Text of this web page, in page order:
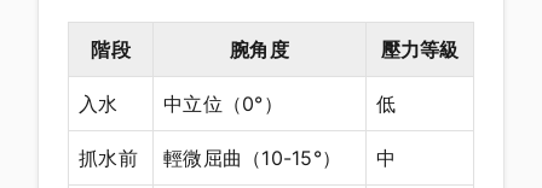
階段 腕角度 壓力等級
入水 中立位（0°） 低
抓水前 輕微屈曲（10-15°） 中